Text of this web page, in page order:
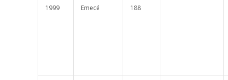
1999 Emecé 188